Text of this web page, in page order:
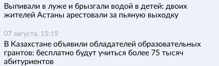
Выпивали в луже и брызгали водой в детей: двоих
жителей Астаны арестовали за пьяную выходку
07 августа, 15:19
В Казахстане объявили обладателей образовательных
грантов: бесплатно будут учиться более 75 тысяч
абитуриентов